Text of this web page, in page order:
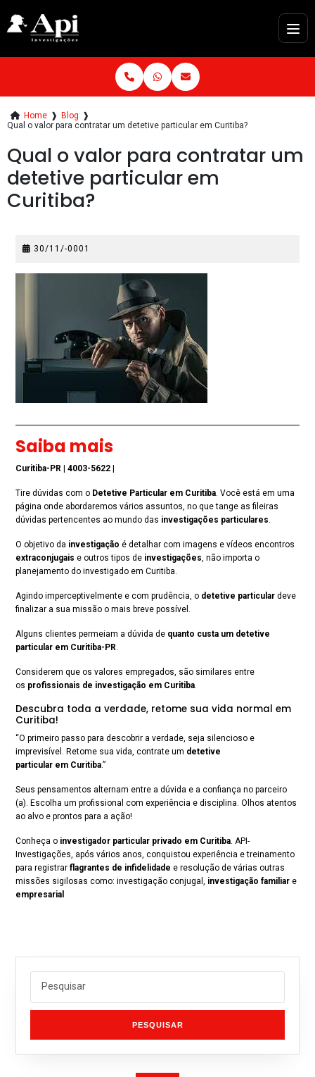
Home ❱ Blog ❱
Qual o valor para contratar um detetive particular em Curitiba?
Qual o valor para contratar um
detetive particular em
Curitiba?
30/11/-0001
Saiba mais
Curitiba-PR 4003-5622
Tire dúvidas com o Detetive Particular em Curitiba. Você está em uma
página onde abordaremos vários assuntos, no que tange as fileiras
dúvidas pertencentes ao mundo das investigações particulares.
O objetivo da investigação é detalhar com imagens e vídeos encontros
extraconjugais e outros tipos de investigações, não importa o
planejamento do investigado em Curitiba.
Agindo imperceptivelmente e com prudência, o detetive particular deve
finalizar a sua missão o mais breve possível.
Alguns clientes permeiam a dúvida de quanto custa um detetive
particular em Curitiba-PR.
Considerem que os valores empregados, são similares entre
os profissionais de investigação em Curitiba.
Descubra toda a verdade, retome sua vida normal em
Curitiba!
“O primeiro passo para descobrir a verdade, seja silencioso e
imprevisível. Retome sua vida, contrate um detetive
particular em Curitiba.”
Seus pensamentos alternam entre a dúvida e a confiança no parceiro
(a). Escolha um profissional com experiência e disciplina. Olhos atentos
ao alvo e prontos para a ação!
Conheça o investigador particular privado em Curitiba. API-
Investigações, após vários anos, conquistou experiência e treinamento
para registrar flagrantes de infidelidade e resolução de várias outras
missões sigilosas como: investigação conjugal, investigação familiar e
empresarial
PESQUISAR